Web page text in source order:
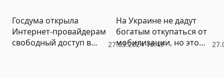
27.03.2024 16:19
Госдума открыла
Интернет-провайдерам
свободный доступ в
На Украине не дадут
богатым откупаться от
мобилизации, но это